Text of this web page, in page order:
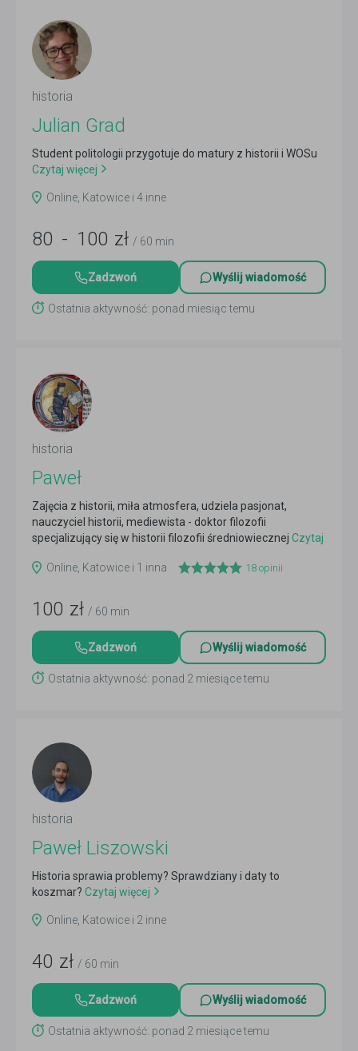
historia
Julian Grad
Student politologii przygotuje do matury z historii i WOSu
Czytaj więcej
Online, Katowice i 4 inne
80 - 100 zł / 60 min
Zadzwoń Wyślij wiadomość
Ostatnia aktywność: ponad miesiąc temu
historia
Paweł
Zajęcia z historii, miła atmosfera, udziela pasjonat,
nauczyciel historii, mediewista - doktor filozofii
specjalizujący się w historii filozofii średniowiecznej Czytaj
Online, Katowice i 1 inna
18 opinii
100 zł / 60 min
Zadzwoń Wyślij wiadomość
Ostatnia aktywność: ponad 2 miesiące temu
historia
Paweł Liszowski
Historia sprawia problemy? Sprawdziany i daty to
koszmar? Czytaj więcej
Online, Katowice i 2 inne
40 zł / 60 min
Zadzwoń Wyślij wiadomość
Ostatnia aktywność: ponad 2 miesiące temu